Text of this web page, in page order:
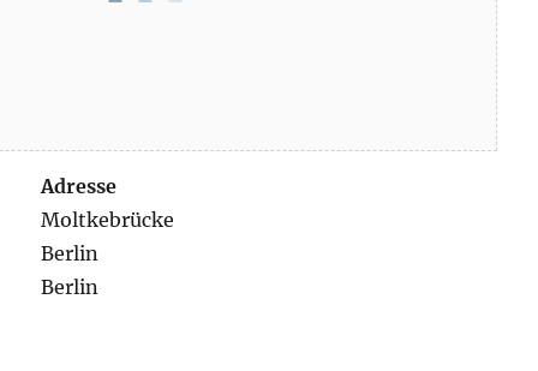
Adresse
Moltkebrücke
Berlin
Berlin